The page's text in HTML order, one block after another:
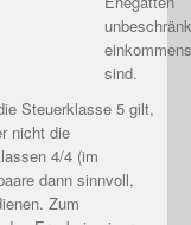
sind.
Steuerklasse 5 gilt,
nicht die
4/4 (im
dann sinnvoll,
Zum